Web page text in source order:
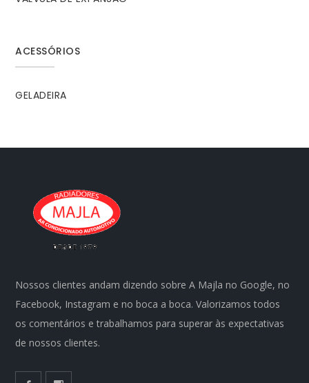
ACESSÓRIOS
GELADEIRA
Nossos clientes andam dizendo sobre A Majla no Google, no
Facebook, Instagram e no boca a boca. Valorizamos todos
os comentários e trabalhamos para superar às expectativas
de nossos clientes.